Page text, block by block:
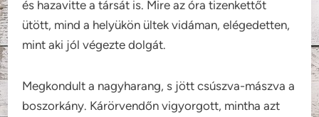
és hazavitte a társát is. Mire az óra tizenkettőt
ütött, mind a helyükön ültek vidáman, elégedetten,
mint aki jól végezte dolgát.
Megkondult a nagyharang, s jött csúszva-mászva a
boszorkány. Kárörvendőn vigyorgott, mintha azt